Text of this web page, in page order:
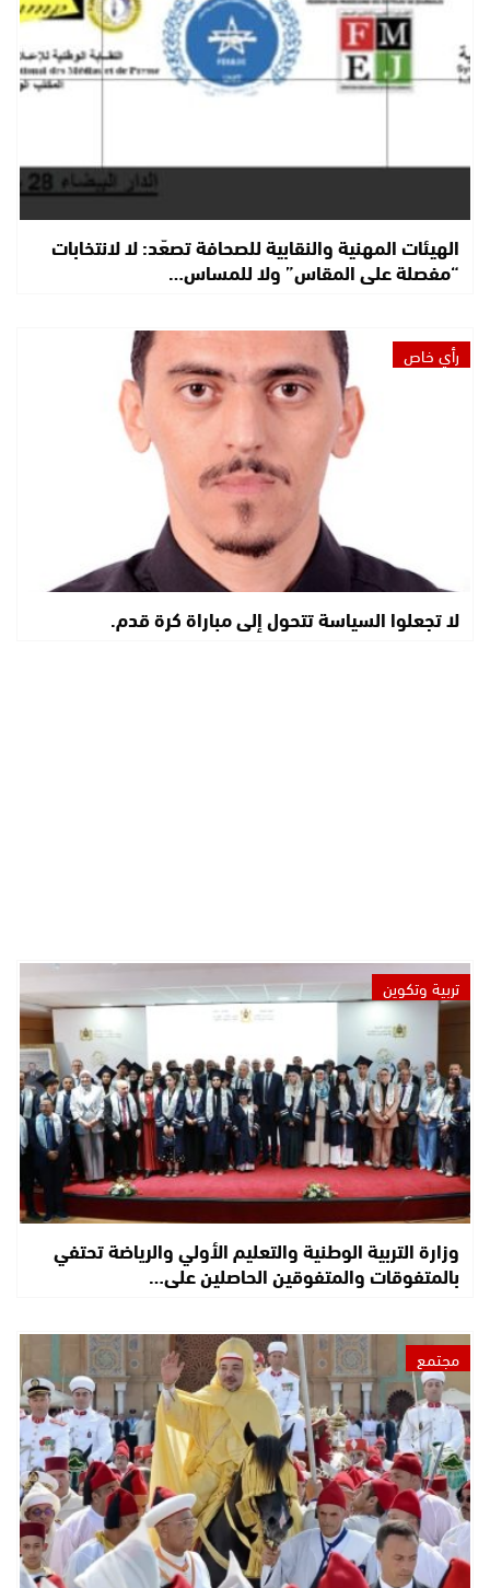
الهيئات المهنية والنقابية للصحافة تصعّد: لا لانتخابات
“مفصلة على المقاس” ولا للمساس…
رأي خاص
لا تجعلوا السياسة تتحول إلى مباراة كرة قدم.
تربية وتكوين
وزارة التربية الوطنية والتعليم الأولي والرياضة تحتفي
بالمتفوقات والمتفوقين الحاصلين على…
مجتمع